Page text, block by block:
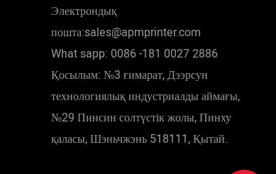
Электрондық
пошта:sales@apmprinter.com
What sapp: 0086 -181 0027 2886
Қосылым: №3 ғимарат, Дээрсун
технологиялық индустриалды аймағы,
№29 Пинсин солтүстік жолы, Пинху
қаласы, Шэньчжэнь 518111, Қытай.